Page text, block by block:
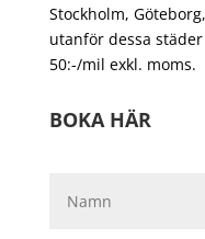
Stockholm,
utanför dessa
50:-/mil exkl. moms.
BOKA HÄR